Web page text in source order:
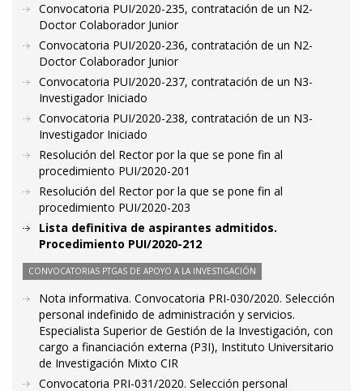
Convocatoria PUI/2020-235, contratación de un N2-
Doctor Colaborador Junior
Convocatoria PUI/2020-236, contratación de un N2-
Doctor Colaborador Junior
Convocatoria PUI/2020-237, contratación de un N3-
Investigador Iniciado
Convocatoria PUI/2020-238, contratación de un N3-
Investigador Iniciado
Resolución del Rector por la que se pone fin al
procedimiento PUI/2020-201
Resolución del Rector por la que se pone fin al
procedimiento PUI/2020-203
Lista definitiva de aspirantes admitidos.
Procedimiento PUI/2020-212
CONVOCATORIAS PTGAS DE APOYO A LA INVESTIGACIÓN
Nota informativa. Convocatoria PRI-030/2020. Selección
personal indefinido de administración y servicios.
Especialista Superior de Gestión de la Investigación, con
cargo a financiación externa (P3I), Instituto Universitario
de Investigación Mixto CIR
Convocatoria PRI-031/2020. Selección personal